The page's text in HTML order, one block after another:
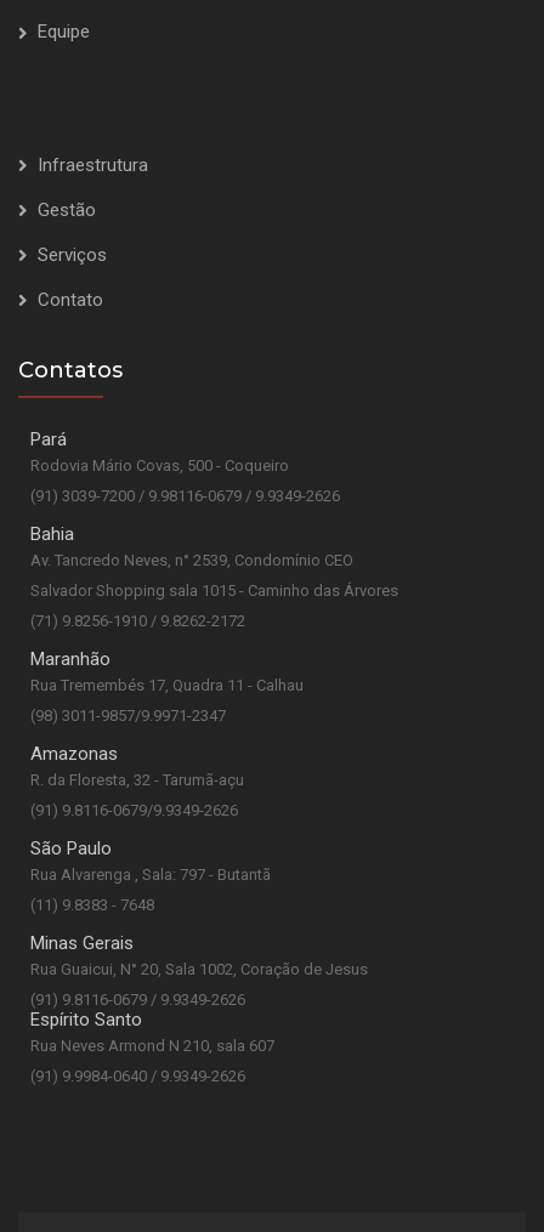
Equipe
Infraestrutura
Gestão
Serviços
Contato
Contatos
Pará
Rodovia Mário Covas, 500 - Coqueiro
(91) 3039-7200 / 9.98116-0679 / 9.9349-2626
Bahia
Av. Tancredo Neves, n° 2539, Condomínio CEO
Salvador Shopping sala 1015 - Caminho das Árvores
(71) 9.8256-1910 / 9.8262-2172
Maranhão
Rua Tremembés 17, Quadra 11 - Calhau
(98) 3011-9857/9.9971-2347
Amazonas
R. da Floresta, 32 - Tarumã-açu
(91) 9.8116-0679/9.9349-2626
São Paulo
Rua Alvarenga , Sala: 797 - Butantã
(11) 9.8383 - 7648
Minas Gerais
Rua Guaicui, N° 20, Sala 1002, Coração de Jesus
(91) 9.8116-0679 / 9.9349-2626
Espírito Santo
Rua Neves Armond N 210, sala 607
(91) 9.9984-0640 / 9.9349-2626